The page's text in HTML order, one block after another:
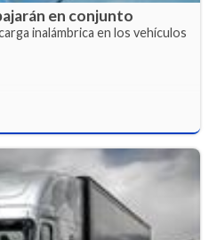
en conjunto
inalámbrica en los vehículos